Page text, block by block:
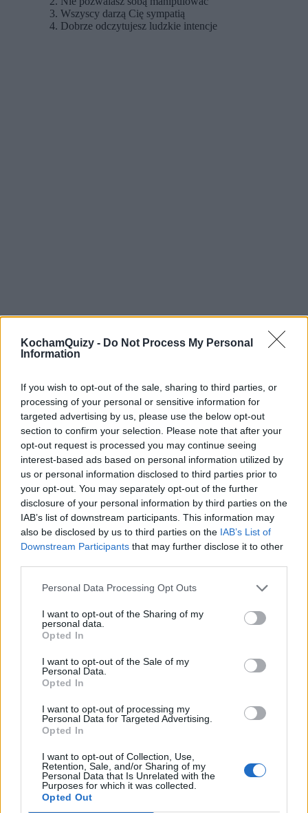
KochamQuizy - Do Not Process My Personal
Information
If you wish to opt-out of the sale, sharing to third parties, or
processing of your personal or sensitive information for
targeted advertising by us, please use the below opt-out
section to confirm your selection. Please note that after your
opt-out request is processed you may continue seeing
interest-based ads based on personal information utilized by
us or personal information disclosed to third parties prior to
your opt-out. You may separately opt-out of the further
disclosure of your personal information by third parties on the
IAB’s list of downstream participants. This information may
also be disclosed by us to third parties on the IAB’s List of
Downstream Participants that may further disclose it to other
Personal Data Processing Opt Outs
I want to opt-out of the Sharing of my
personal data.
Opted In
I want to opt-out of the Sale of my
Personal Data.
Opted In
I want to opt-out of processing my
Personal Data for Targeted Advertising.
Opted In
I want to opt-out of Collection, Use,
Retention, Sale, and/or Sharing of my
Personal Data that Is Unrelated with the
Purposes for which it was collected.
Opted Out
Wszyscy darzą Cię sympatią
Dobrze odczytujesz ludzkie intencje
7
Wybierz przysłowie dla siebie:
Mowa jest srebrem, a milczenie złotem
Chcesz się dowiedzieć prawdy o sobie, pokłóć się z
przyjacielem
Atak jest najlepszą obroną
Mądry głupiemu zawsze ustępuje
8
Bardzo się spieszysz na pociąg, przed
Tobą parę osób, a kobieta w okienku
obsługuje bardzo powoli.
Przedzierasz się do okienka i domagasz
natychmiastowej obsługi, jeśli trzeba, wzywasz
kierownika
Prosisz oczekujących, by Cię przepuścili, a przy
okienku napominasz pracownicę, by liczyła się z
Postanawiasz kupić bilet w pociągu, najwyżej postoisz
albo dopłacisz
Prosisz ludzi przed Tobą, by Cię przepuścili, bo
Pokłóciłaś się z bliską osobą z
rodziny. Było naprawdę ostro. Jak się
czujesz?